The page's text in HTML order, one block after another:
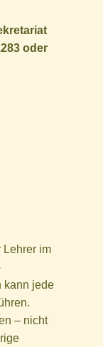
oder
Lehrer im
kann jede
– nicht